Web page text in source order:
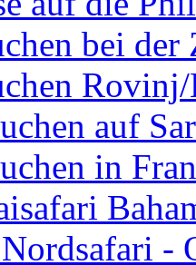
bei der
auf
in
-